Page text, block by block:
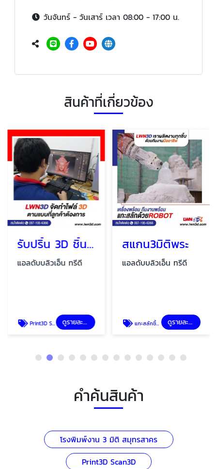
วันจันทร์ - วันเสาร์ เวลา 08:00 - 17:00 น.
สินค้าที่เกี่ยวข้อง
รับปริ้น 3D ชิ้นงานตัวอย่าง
แอลดับบลิวเอ็น ทรีดี
Print3D Scan3D ดูรายละเอียด
สแกน3มิติพระ
แอลดับบลิวเอ็น ทรีดี
แกะสลักชิ้นงานด้วย Robot-LWN3D ดูรายละเอียด
คำค้นสินค้า
โรงพิมพ์งาน 3 มิติ สมุทรสาคร
Print3D Scan3D